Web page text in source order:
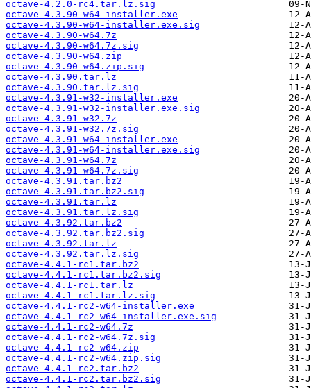
octave-4.2.0-rc4.tar.lz.sig
octave-4.3.90-w64-installer.exe
octave-4.3.90-w64-installer.exe.sig
octave-4.3.90-w64.7z
octave-4.3.90-w64.7z.sig
octave-4.3.90-w64.zip
octave-4.3.90-w64.zip.sig
octave-4.3.90.tar.lz
octave-4.3.90.tar.lz.sig
octave-4.3.91-w32-installer.exe
octave-4.3.91-w32-installer.exe.sig
octave-4.3.91-w32.7z
octave-4.3.91-w32.7z.sig
octave-4.3.91-w64-installer.exe
octave-4.3.91-w64-installer.exe.sig
octave-4.3.91-w64.7z
octave-4.3.91-w64.7z.sig
octave-4.3.91.tar.bz2
octave-4.3.91.tar.bz2.sig
octave-4.3.91.tar.lz
octave-4.3.91.tar.lz.sig
octave-4.3.92.tar.bz2
octave-4.3.92.tar.bz2.sig
octave-4.3.92.tar.lz
octave-4.3.92.tar.lz.sig
octave-4.4.1-rc1.tar.bz2
octave-4.4.1-rc1.tar.bz2.sig
octave-4.4.1-rc1.tar.lz
octave-4.4.1-rc1.tar.lz.sig
octave-4.4.1-rc2-w64-installer.exe
octave-4.4.1-rc2-w64-installer.exe.sig
octave-4.4.1-rc2-w64.7z
octave-4.4.1-rc2-w64.7z.sig
octave-4.4.1-rc2-w64.zip
octave-4.4.1-rc2-w64.zip.sig
octave-4.4.1-rc2.tar.bz2
octave-4.4.1-rc2.tar.bz2.sig